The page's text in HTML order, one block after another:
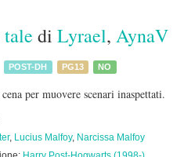
di Lyrael, AynaV
POST-DH PG13 NO
per muovere scenari inaspettati.
, Lucius Malfoy, Narcissa Malfoy